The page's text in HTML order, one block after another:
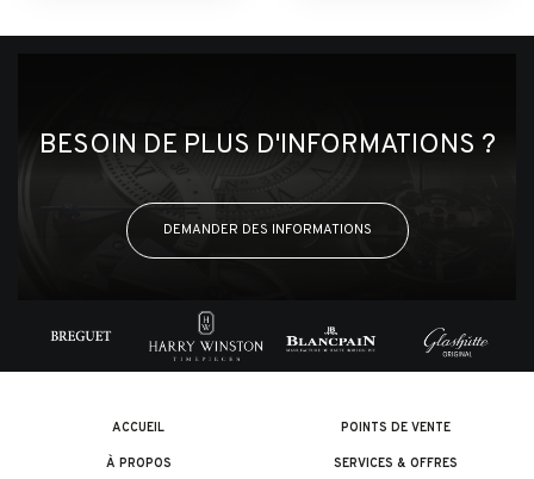
BESOIN DE PLUS D'INFORMATIONS ?
DEMANDER DES INFORMATIONS
ACCUEIL
À PROPOS
POINTS DE VENTE
SERVICES & OFFRES